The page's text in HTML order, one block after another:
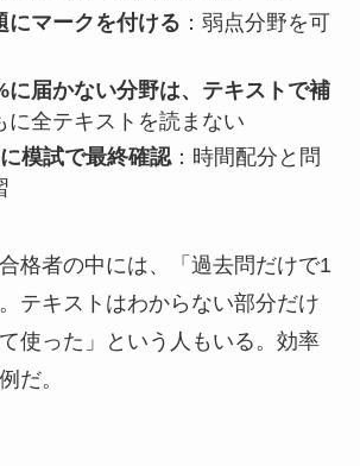
にマークを付ける ：弱点分野を可
に届かない分野は、テキストで補
に全テキストを読まない
模試で最終確認：時間配分と問
格者の中には、「過去問だけで1
テキストはわからない部分だけ
使った」という人もいる。効率
だ。